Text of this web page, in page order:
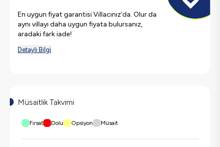
En uygun fiyat garantisi Villacınız'da. Olur da
aynı villayı daha uygun fiyata bulursanız,
aradaki fark iade!
Detaylı Bilgi
Müsaitlik Takvimi
Fırsat Dolu Opsiyon Müsait